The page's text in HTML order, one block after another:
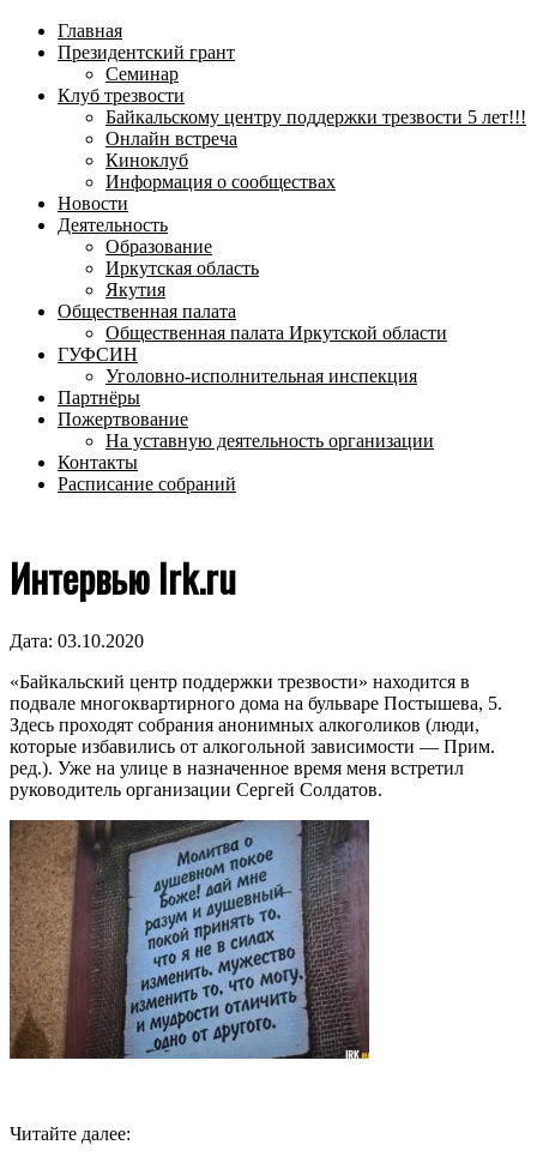
меню
Главная
Президентский грант
Семинар
Клуб трезвости
Байкальскому центру поддержки трезвости 5 лет!!!
Онлайн встреча
Киноклуб
Информация о сообществах
Новости
Деятельность
Образование
Иркутская область
Якутия
Общественная палата
Общественная палата Иркутской области
ГУФСИН
Уголовно-исполнительная инспекция
Партнёры
Пожертвование
На уставную деятельность организации
Контакты
Расписание собраний
Интервью Irk.ru
Дата: 03.10.2020
«Байкальский центр поддержки трезвости» находится в
подвале многоквартирного дома на бульваре Постышева, 5.
Здесь проходят собрания анонимных алкоголиков (люди,
которые избавились от алкогольной зависимости — Прим.
ред.). Уже на улице в назначенное время меня встретил
руководитель организации Сергей Солдатов.
Читайте далее: